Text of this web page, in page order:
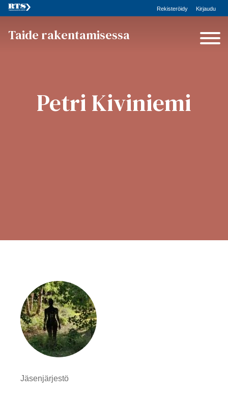
Rekisteröidy Kirjaudu
Taide rakentamisessa
Petri Kiviniemi
Jäsenjärjestö